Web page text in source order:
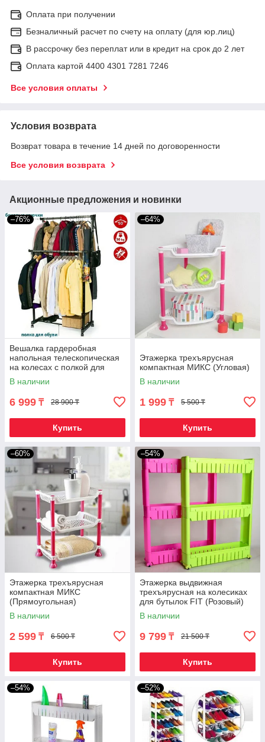
Оплата при получении
Безналичный расчет по счету на оплату (для юр.лиц)
В рассрочку без переплат или в кредит на срок до 2 лет
Оплата картой 4400 4301 7281 7246
Все условия оплаты
Условия возврата
Возврат товара в течение 14 дней по договоренности
Все условия возврата
Акционные предложения и новинки
–76%
Вешалка гардеробная
напольная телескопическая
на колесах с полкой для
обуви «Феникс» (с 2
перекладинами)
В наличии
6 999 ₸ 28 900 ₸
Купить
–64%
Этажерка трехъярусная
компактная МИКС (Угловая)
В наличии
1 999 ₸ 5 500 ₸
Купить
–60%
Этажерка трехъярусная
компактная МИКС
(Прямоугольная)
В наличии
2 599 ₸ 6 500 ₸
Купить
–54%
Этажерка выдвижная
трехъярусная на колесиках
для бутылок FIT (Розовый)
В наличии
9 799 ₸ 21 500 ₸
Купить
–54% –52%